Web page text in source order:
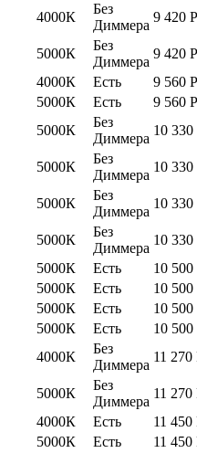
4000К
Без
Диммера
9 420 Р
5000К
Без
Диммера
9 420 Р
4000К Есть 9 560 Р
5000К Есть 9 560 Р
5000К
Без
Диммера
10 330
5000К
Без
Диммера
10 330
5000К
Без
Диммера
10 330
5000К
Без
Диммера
10 330
5000К Есть
10 500
5000К Есть
10 500
5000К Есть
10 500
5000К Есть
10 500
4000К
Без
Диммера
11 270
5000К
Без
Диммера
11 270
4000К Есть 11 450
5000К Есть 11 450